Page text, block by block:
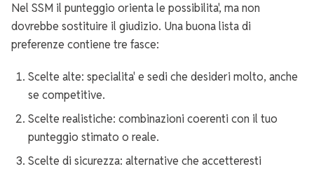
Nel SSM il punteggio orienta le possibilita', ma non
dovrebbe sostituire il giudizio. Una buona lista di
preferenze contiene tre fasce:
Scelte alte: specialita' e sedi che desideri molto, anche
se competitive.
Scelte realistiche: combinazioni coerenti con il tuo
punteggio stimato o reale.
Scelte di sicurezza: alternative che accetteresti